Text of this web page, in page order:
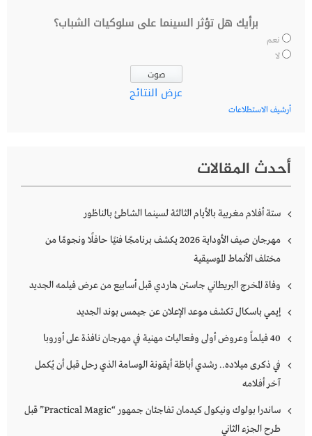
برأيك هل تؤثر السينما على سلوكيات الشباب؟
نعم
لا
عرض النتائج
أرشيف الاستطلاعات
أحدث المقالات
ستة أفلام مغربية بالأيام الثالثة لسينما الشاطئ بالناظور
مهرجان صيف الأوداية 2026 يكشف برنامجًا فنيًا حافلًا ونجومًا من
مختلف الأنماط الموسيقية
وفاة المخرج البريطاني جاستن هاردي قبل أسابيع من عرض فيلمه الجديد
إيمي باسكال تكشف موعد الإعلان عن جيمس بوند الجديد
40 فيلماً وعروض أولى وفعاليات مهنية في مهرجان نافذة على أوروبا
في ذكرى ميلاده.. رشدي أباظة أيقونة الوسامة الذي رحل قبل أن يُكمل
آخر أفلامه
ساندرا بولوك ونيكول كيدمان تفاجئان جمهور “Practical Magic” قبل
طرح الجزء الثاني